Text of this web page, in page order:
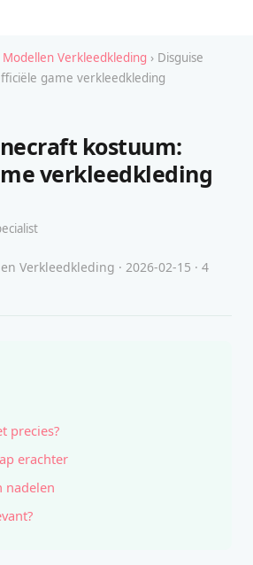
Verkleedkleding › Disguise
game verkleedkleding
kostuum:
verkleedkleding
Verkleedkleding · 2026-02-15 · 4
precies?
erachter
nadelen